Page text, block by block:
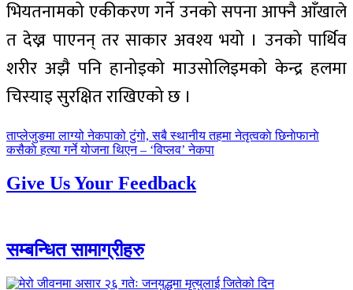
भियतनामको एकीकरण गर्ने उनको सपना आफ्नै आँखाले
त देख्न पाएनन् तर साकार अवश्य भयो । उनको पार्थिव
शरीर अझै पनि हानोइको माउसोलिइमको केन्द्र हलमा
चिस्याइ सुरक्षित राखिएको छ ।
पछिल्लाे
-
ताप्लेजुङमा लाग्यो नेकपाको टुंगो, सबै स्थानीय तहमा नेतृत्वकाे छिनाेफानाे
अघिल्लाे
कसैकाे हत्या गर्ने योजना थिएन – ‘विप्लव’ नेकपा
Give Us Your Feedback
सम्बन्धित सामाग्रीहरु